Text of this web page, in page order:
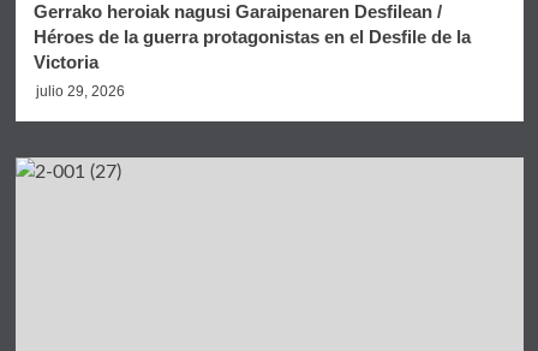
Gerrako heroiak nagusi Garaipenaren Desfilean /
Héroes de la guerra protagonistas en el Desfile de la
Victoria
julio 29, 2026